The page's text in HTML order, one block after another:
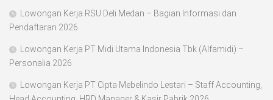
Lowongan Kerja RSU Deli Medan – Bagian Informasi dan
Pendaftaran 2026
Lowongan Kerja PT Midi Utama Indonesia Tbk (Alfamidi) –
Personalia 2026
Lowongan Kerja PT Cipta Mebelindo Lestari – Staff Accounting,